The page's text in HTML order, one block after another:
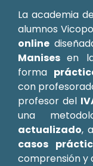
La academia
alumnos
online
Manisesen
forma
con
profesor del
una
actualizado,
casos
comprensión y